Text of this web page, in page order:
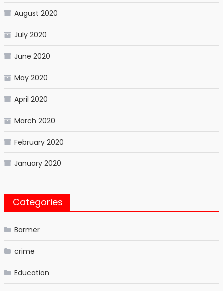
August 2020
July 2020
June 2020
May 2020
April 2020
March 2020
February 2020
January 2020
Categories
Barmer
crime
Education